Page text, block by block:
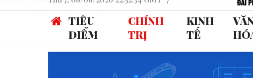
TIÊU
ĐIỂM
CHÍNH
TRỊ
KINH
TẾ